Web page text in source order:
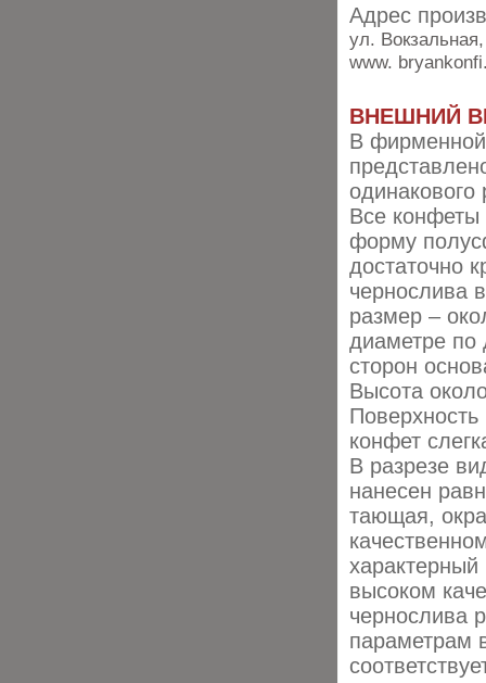
Адрес
ул.
www.
ВНЕШНИЙ
В фирменной
одинакового
Все
форму
достаточно
чернослива
размер –
диаметре по
сторон
Высота
Поверхность
конфет
В разрезе
нанесен
тающая,
характерный
высоком
чернослива
параметрам